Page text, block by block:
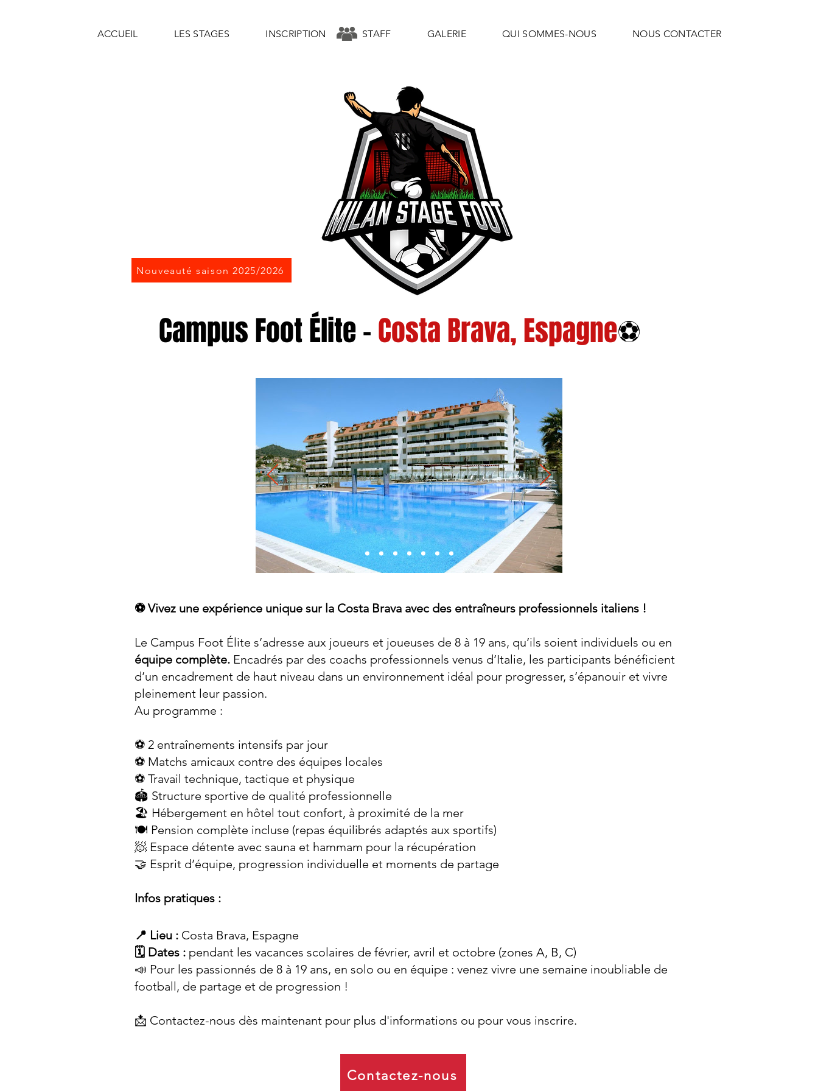
ACCUEIL LES STAGES INSCRIPTION STAFF GALERIE QUI SOMMES-NOUS NOUS CONTACTER
Nouveauté saison 2025/2026
Campus Foot Élite –Costa Brava, Espagne⚽
⚽ Vivez une expérience unique sur la Costa Brava avec des entraîneurs professionnels italiens !
Le Campus Foot Élite s’adresse aux joueurs et joueuses de 8 à 19 ans, qu’ils soient individuels ou en
équipe complète. Encadrés par des coachs professionnels venus d’Italie, les participants bénéficient
d’un encadrement de haut niveau dans un environnement idéal pour progresser, s’épanouir et vivre
pleinement leur passion.
Au programme :
⚽ 2 entraînements intensifs par jour
⚽ Matchs amicaux contre des équipes locales
⚽ Travail technique, tactique et physique
🏟️ Structure sportive de qualité professionnelle
🏖️ Hébergement en hôtel tout confort, à proximité de la mer
🍽️ Pension complète incluse (repas équilibrés adaptés aux sportifs)
🧖 Espace détente avec sauna et hammam pour la récupération
🤝 Esprit d’équipe, progression individuelle et moments de partage
Infos pratiques :
📍 Lieu : Costa Brava, Espagne
🗓️ Dates : pendant les vacances scolaires de février, avril et octobre (zones A, B, C)
📣 Pour les passionnés de 8 à 19 ans, en solo ou en équipe : venez vivre une semaine inoubliable de
football, de partage et de progression !
📩 Contactez-nous dès maintenant pour plus d'informations ou pour vous inscrire.
Contactez-nous